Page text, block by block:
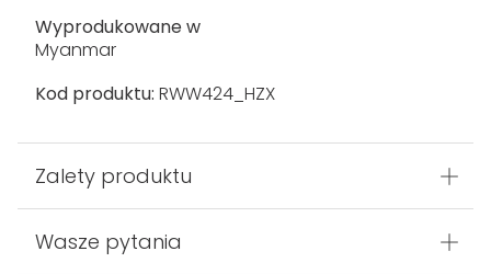
Wyprodukowane w
Myanmar
Kod produktu: RWW424_HZX
Zalety produktu
Wasze pytania